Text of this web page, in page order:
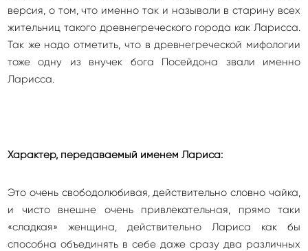
версия, о том, что именно так и называли в старину всех
жительниц такого древнегреческого города как Ларисса.
Так же надо отметить, что в древнегреческой мифологии
тоже одну из внучек бога Посейдона звали именно
Ларисса.
Характер, передаваемый именем Лариса:
Это очень свободолюбивая, действительно словно чайка,
и чисто внешне очень привлекательная, прямо таки
«сладкая» женщина, действительно Лариса как бы
способна объединять в себе даже сразу два различных